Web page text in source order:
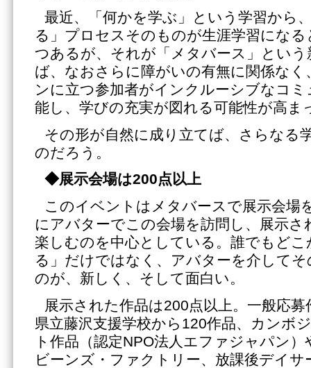
最近、「何かを学ぶ」という学習から
る」プロセスそのものが生涯学習にな
つあるが、それが「メタバース」とい
ば、なおさらに障がいの有無に関係な
ンに立つ参加者がインクルーシブなコ
能し、学びの充実が図れる可能性が高ま
その形が自然に成り立てば、さらなる
のだろう。
◆展示会場は200点以上
このイベントはメタバースで展示会場
にアバターでこの会場を訪問し、展示さ
楽しむのを中心としている。誰でもど
る」だけではなく、アバターを介して
のが、新しく、そして面白い。
展示された作品は200点以上。一般応
県立藤沢支援学校から120作品、カンボ
ト作品（認定NPO法人エファジャパン
ビーンズ・ファクトリー、放課後デイ